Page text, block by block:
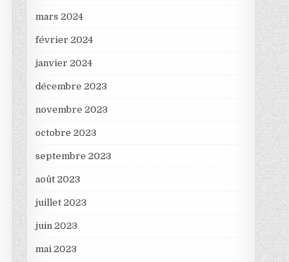
mars 2024
février 2024
janvier 2024
décembre 2023
novembre 2023
octobre 2023
septembre 2023
août 2023
juillet 2023
juin 2023
mai 2023